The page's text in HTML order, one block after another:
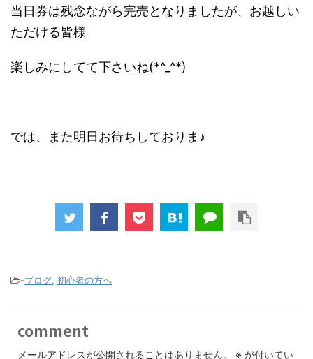
当日券は残念ながら完売となりましたが、お越しい
ただける皆様
楽しみにしてて下さいね(*^_^*)
では、また明日お待ちしておりま♪
-ブログ, 初心者の方へ
comment
メールアドレスが公開されることはありません。 ※ が付いてい